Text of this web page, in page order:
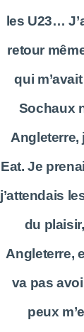
les U23…
retour
qui
Sochaux
Angleterre,
Eat. Je
j’attendais
du
Angleterre,
va pas
peux